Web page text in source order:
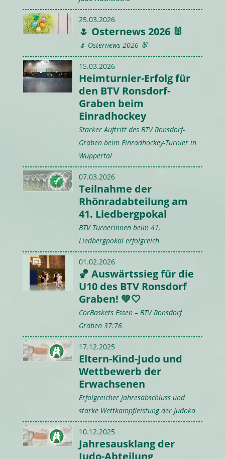
25.03.2026
🌷 Osternews 2026 🐰
🌷 Osternews 2026 🐰
15.03.2026
Heimturnier-Erfolg für
den BTV Ronsdorf-
Graben beim
Einradhockey
Starker Auftritt des BTV Ronsdorf-
Graben beim Einradhockey-Turnier in
Wuppertal
07.03.2026
Teilnahme der
Rhönradabteilung am
41. Liedbergpokal
BTV Turnerinnen beim 41.
Liedbergpokal erfolgreich
01.02.2026
🏀 Auswärtssieg für die
U10 des BTV Ronsdorf
Graben! 💚🤍
CorBaskets Essen – BTV Ronsdorf
Graben 37:76
17.12.2025
Eltern-Kind-Judo und
Wettbewerb der
Erwachsenen
Erfolgreicher Jahresabschluss und
starke Wettkampfleistung der Judoka
10.12.2025
Jahresausklang der
Judo-Abteilung